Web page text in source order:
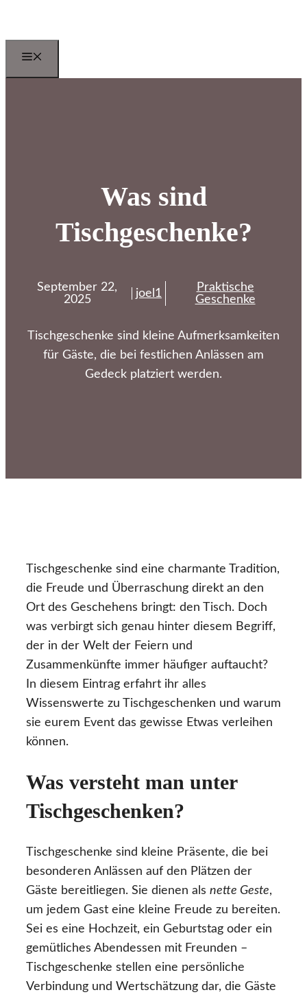
springen
Was sind
Tischgeschenke?
September 22,
2025
joel1
Praktische
Geschenke
Tischgeschenke sind kleine Aufmerksamkeiten
für Gäste, die bei festlichen Anlässen am
Gedeck platziert werden.
Tischgeschenke sind eine charmante Tradition,
die Freude und Überraschung direkt an den
Ort des Geschehens bringt: den Tisch. Doch
was verbirgt sich genau hinter diesem Begriff,
der in der Welt der Feiern und
Zusammenkünfte immer häufiger auftaucht?
In diesem Eintrag erfahrt ihr alles
Wissenswerte zu Tischgeschenken und warum
sie eurem Event das gewisse Etwas verleihen
können.
Was versteht man unter
Tischgeschenken?
Tischgeschenke sind kleine Präsente, die bei
besonderen Anlässen auf den Plätzen der
Gäste bereitliegen. Sie dienen als nette Geste,
um jedem Gast eine kleine Freude zu bereiten.
Sei es eine Hochzeit, ein Geburtstag oder ein
gemütliches Abendessen mit Freunden –
Tischgeschenke stellen eine persönliche
Verbindung und Wertschätzung dar, die Gäste